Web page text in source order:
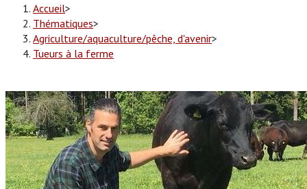
Accueil>
Thématiques>
Agriculture/aquaculture/pêche, d'avenir>
Tueurs à la ferme